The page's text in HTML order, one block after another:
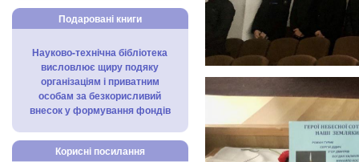
Подаровані книги
Науково-технічна бібліотека
висловлює щиру подяку
організаціям і приватним
особам за безкорисливий
внесок у формування фондів
Корисні посилання